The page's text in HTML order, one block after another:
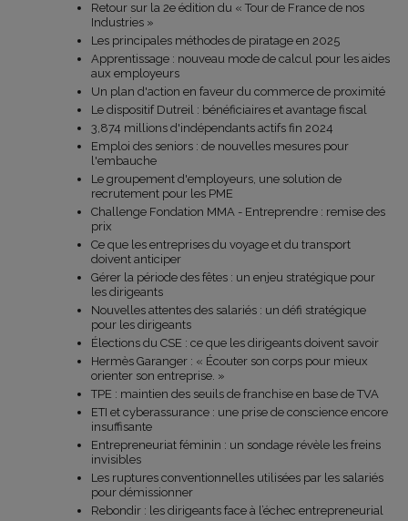
Retour sur la 2e édition du « Tour de France de nos
Industries »
Les principales méthodes de piratage en 2025
Apprentissage : nouveau mode de calcul pour les aides
aux employeurs
Un plan d'action en faveur du commerce de proximité
Le dispositif Dutreil : bénéficiaires et avantage fiscal
3,874 millions d'indépendants actifs fin 2024
Emploi des seniors : de nouvelles mesures pour
l'embauche
Le groupement d'employeurs, une solution de
recrutement pour les PME
Challenge Fondation MMA - Entreprendre : remise des
prix
Ce que les entreprises du voyage et du transport
doivent anticiper
Gérer la période des fêtes : un enjeu stratégique pour
les dirigeants
Nouvelles attentes des salariés : un défi stratégique
pour les dirigeants
Élections du CSE : ce que les dirigeants doivent savoir
Hermès Garanger : « Écouter son corps pour mieux
orienter son entreprise. »
TPE : maintien des seuils de franchise en base de TVA
ETI et cyberassurance : une prise de conscience encore
insuffisante
Entrepreneuriat féminin : un sondage révèle les freins
invisibles
Les ruptures conventionnelles utilisées par les salariés
pour démissionner
Rebondir : les dirigeants face à l’échec entrepreneurial